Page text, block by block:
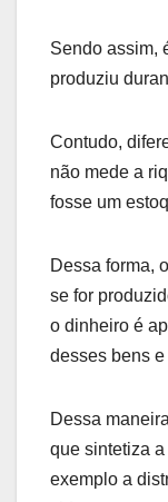
Sendo assim,
produziu
Contudo,
não mede a
fosse um
Dessa forma,
se for
o dinheiro é
desses bens
Dessa
que sintetiza
exemplo a